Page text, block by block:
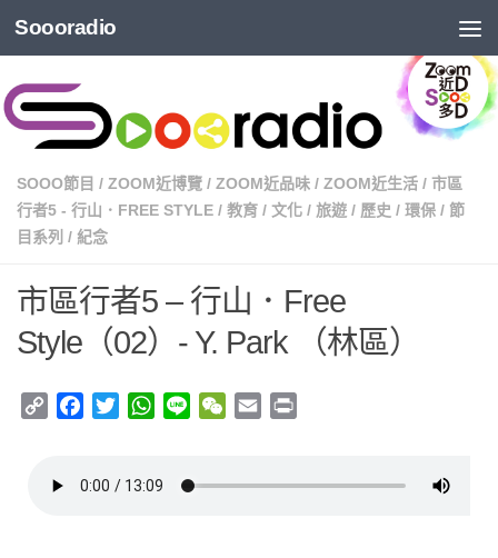
Soooradio
SOOO節目 / ZOOM近博覽 / ZOOM近品味 / ZOOM近生活 / 市區
行者5 - 行山．FREE STYLE / 教育 / 文化 / 旅遊 / 歷史 / 環保 / 節
目系列 / 紀念
市區行者5 – 行山．Free
Style（02）- Y. Park （林區）
Copy
Facebook
TwitterWhatsApp
Line WeChat
Email